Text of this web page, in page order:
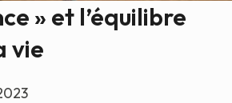
» et l’équilibre
vie